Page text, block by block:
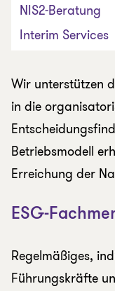
NIS2-Beratung
Interim Services
Wir unterstützen
in die
Betriebsmodell
Erreichung der
ESG-
Regelmäßiges,
Führungskräfte